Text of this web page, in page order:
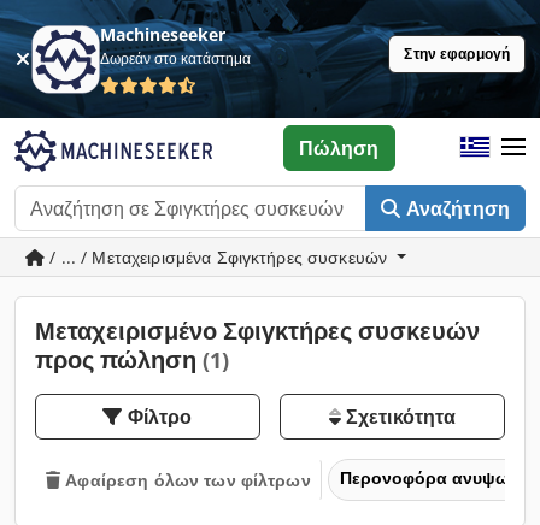
Machineseeker
Δωρεάν στο κατάστημα Στην εφαρμογή
Αναζήτηση
Πώληση
/ ... / Μεταχειρισμένα Σφιγκτήρες συσκευών
Μεταχειρισμένο Σφιγκτήρες συσκευών
προς πώληση (1)
Φίλτρο Σχετικότητα
Αφαίρεση όλων των φίλτρων Περονοφόρα